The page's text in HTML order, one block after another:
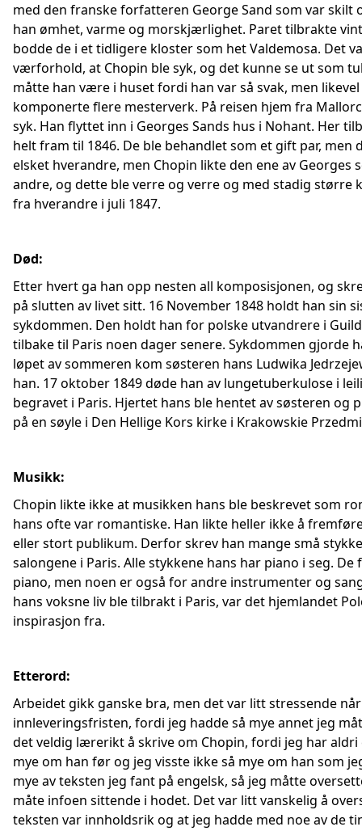
med den franske forfatteren George Sand som var skilt
han ømhet, varme og morskjærlighet. Paret tilbrakte
bodde de i et tidligere kloster som het Valdemosa. Det
værforhold, at Chopin ble syk, og det kunne se ut som
måtte han være i huset fordi han var så svak, men
komponerte flere mesterverk. På reisen hjem fra
syk. Han flyttet inn i Georges Sands hus i Nohant. Her
helt fram til 1846. De ble behandlet som et gift par, men
elsket hverandre, men Chopin likte den ene av Georges
andre, og dette ble verre og verre og med stadig større
fra hverandre i juli 1847.
Død:
Etter hvert ga han opp nesten all komposisjonen, og
på slutten av livet sitt. 16 November 1848 holdt han sin
sykdommen. Den holdt han for polske utvandrere i
tilbake til Paris noen dager senere. Sykdommen gjorde
løpet av sommeren kom søsteren hans Ludwika
han. 17 oktober 1849 døde han av lungetuberkulose i
begravet i Paris. Hjertet hans ble hentet av søsteren og
på en søyle i Den Hellige Kors kirke i Krakowskie
Musikk:
Chopin likte ikke at musikken hans ble beskrevet som
hans ofte var romantiske. Han likte heller ikke å
eller stort publikum. Derfor skrev han mange små
salongene i Paris. Alle stykkene hans har piano i seg.
piano, men noen er også for andre instrumenter og
hans voksne liv ble tilbrakt i Paris, var det hjemlandet
inspirasjon fra.
Etterord:
Arbeidet gikk ganske bra, men det var litt stressende
innleveringsfristen, fordi jeg hadde så mye annet jeg
det veldig lærerikt å skrive om Chopin, fordi jeg har
mye om han før og jeg visste ikke så mye om han som
mye av teksten jeg fant på engelsk, så jeg måtte
måte infoen sittende i hodet. Det var litt vanskelig å
teksten var innholdsrik og at jeg hadde med noe av de